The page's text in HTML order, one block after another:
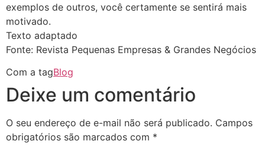
exemplos de outros, você certamente se sentirá mais
motivado.
Texto adaptado
Fonte: Revista Pequenas Empresas & Grandes Negócios
Com a tagBlog
Deixe um comentário
O seu endereço de e-mail não será publicado. Campos
obrigatórios são marcados com *